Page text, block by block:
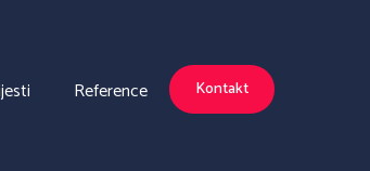
Reference Kontakt